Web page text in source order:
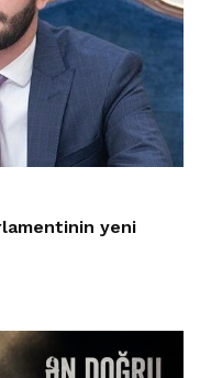
yeni